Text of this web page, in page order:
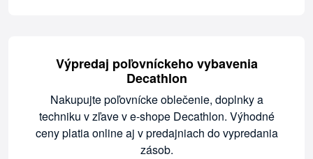
Výpredaj poľovníckeho vybavenia
Decathlon
Nakupujte poľovnícke oblečenie, doplnky a
techniku v zľave v e-shope Decathlon. Výhodné
ceny platia online aj v predajniach do vypredania
zásob.